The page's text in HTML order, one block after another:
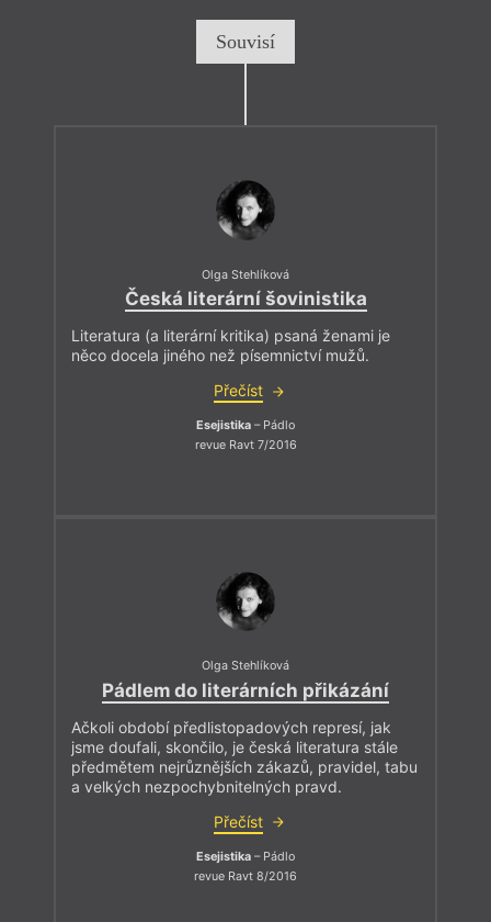
Souvisí
Olga Stehlíková
Česká literární šovinistika
Literatura (a literární kritika) psaná ženami je
něco docela jiného než písemnictví mužů.
Přečíst
Esejistika – Pádlo
revue Ravt 7/2016
Olga Stehlíková
Pádlem do literárních přikázání
Ačkoli období předlistopadových represí, jak
jsme doufali, skončilo, je česká literatura stále
předmětem nejrůznějších zákazů, pravidel, tabu
a velkých nezpochybnitelných pravd.
Přečíst
Esejistika – Pádlo
revue Ravt 8/2016